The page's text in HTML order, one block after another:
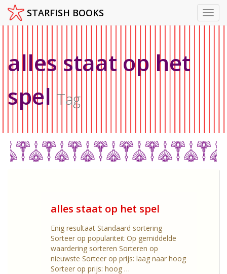
STARFISH BOOKS
alles staat op het
spel Tag
alles staat op het spel
Enig resultaat Standaard sortering
Sorteer op populariteit Op gemiddelde
waardering sorteren Sorteren op
nieuwste Sorteer op prijs: laag naar hoog
Sorteer op prijs: hoog …